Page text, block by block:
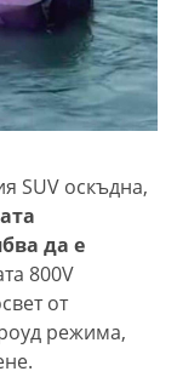
SUV оскъдна,
да е
800V
от
режима,